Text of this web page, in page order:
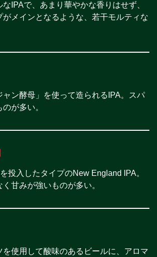
IPAで、あまり華やかな香りはせず、
がメインとなるような、若干モルティな
ャン酵母」を使って造られるIPA。スパ
が多い。
投入したタイプのNew England IPA。
甘みが強いものが多い。
を使用して酸味のあるビールに、アロマ